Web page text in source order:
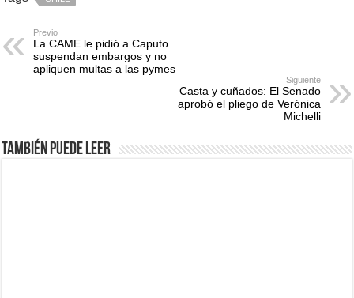
Previo
La CAME le pidió a Caputo
suspendan embargos y no
apliquen multas a las pymes
Siguiente
Casta y cuñados: El Senado
aprobó el pliego de Verónica
Michelli
También puede leer